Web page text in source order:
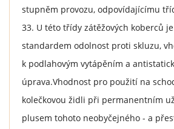
stupněm provozu, odpovídajícímu
33. U této třídy zátěžových koberců
standardem odolnost proti skluzu,
k podlahovým vytápěním a
úprava.Vhodnost pro použití na
kolečkovou židli při permanentním
plusem tohoto neobyčejného - a